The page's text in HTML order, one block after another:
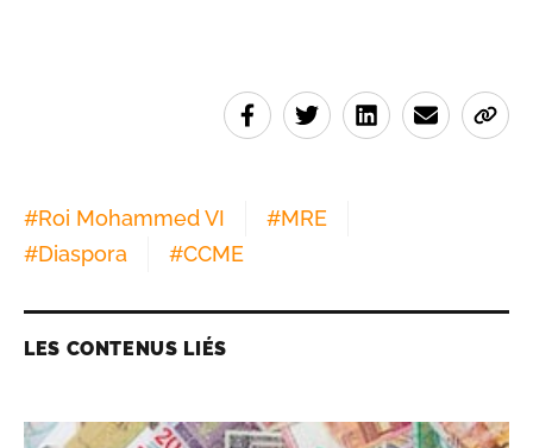
#Roi Mohammed VI #MRE
#Diaspora #CCME
LES CONTENUS LIÉS